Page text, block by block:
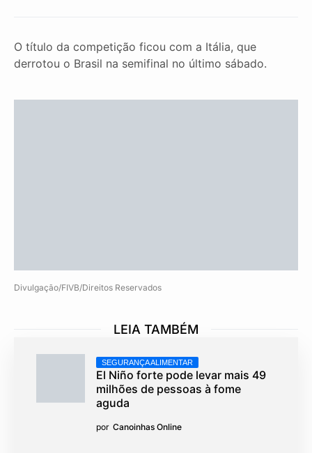
O título da competição ficou com a Itália, que
derrotou o Brasil na semifinal no último sábado.
Divulgação/FIVB/Direitos Reservados
LEIA TAMBÉM
SEGURANÇA ALIMENTAR
El Niño forte pode levar mais 49
milhões de pessoas à fome
aguda
por Canoinhas Online